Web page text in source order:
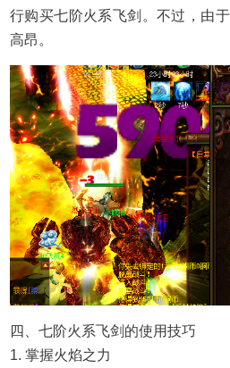
行购买七阶火系飞剑。不过，由
高昂。
四、七阶火系飞剑的使用技巧
1. 掌握火焰之力